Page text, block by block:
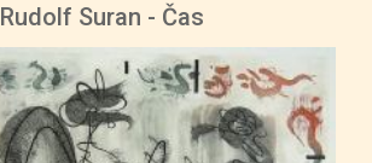
Rudolf Suran - Čas